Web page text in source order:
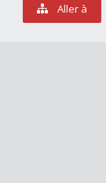
Aller à